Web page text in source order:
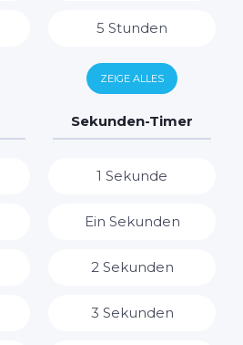
5 Stunden
6 Stunden
7 Stunden
ZEIGE ALLES
Sekunden-Timer
1 Sekunde
Ein Sekunden
2 Sekunden
3 Sekunden